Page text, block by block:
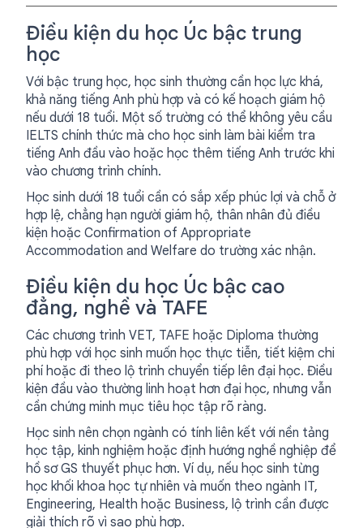
Điều kiện du học Úc bậc trung
học
Với bậc trung học, học sinh thường cần học lực khá,
khả năng tiếng Anh phù hợp và có kế hoạch giám hộ
nếu dưới 18 tuổi. Một số trường có thể không yêu cầu
IELTS chính thức mà cho học sinh làm bài kiểm tra
tiếng Anh đầu vào hoặc học thêm tiếng Anh trước khi
vào chương trình chính.
Học sinh dưới 18 tuổi cần có sắp xếp phúc lợi và chỗ ở
hợp lệ, chẳng hạn người giám hộ, thân nhân đủ điều
kiện hoặc Confirmation of Appropriate
Accommodation and Welfare do trường xác nhận.
Điều kiện du học Úc bậc cao
đẳng, nghề và TAFE
Các chương trình VET, TAFE hoặc Diploma thường
phù hợp với học sinh muốn học thực tiễn, tiết kiệm chi
phí hoặc đi theo lộ trình chuyển tiếp lên đại học. Điều
kiện đầu vào thường linh hoạt hơn đại học, nhưng vẫn
cần chứng minh mục tiêu học tập rõ ràng.
Học sinh nên chọn ngành có tính liên kết với nền tảng
học tập, kinh nghiệm hoặc định hướng nghề nghiệp để
hồ sơ GS thuyết phục hơn. Ví dụ, nếu học sinh từng
học khối khoa học tự nhiên và muốn theo ngành IT,
Engineering, Health hoặc Business, lộ trình cần được
giải thích rõ vì sao phù hợp.